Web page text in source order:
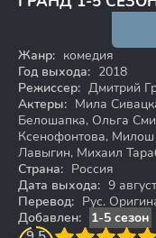
Жанр: комедия
Год выхода: 2018
Режиссер: Дмитрий
Актеры: Мила
Белошапка, Ольга
Ксенофонтова, Милош
Лавыгин, Михаил
Страна: Россия
Дата выхода: 9
Перевод: Рус.
Добавлен:
1-5 сезон